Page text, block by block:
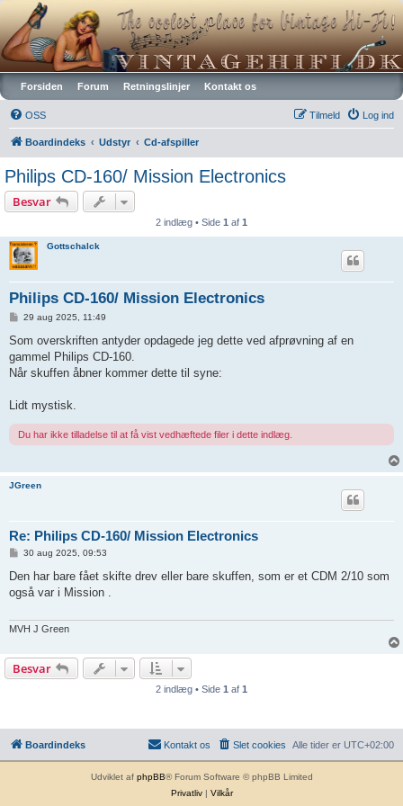
Vintagehifi.dk
Forsiden Forum Retningslinjer Kontakt os
OSS Log ind
Tilmeld
Boardindeks Udstyr Cd-afspiller
Philips CD-160/ Mission Electronics
Besvar
2 indlæg • Side 1 af 1
Gottschalck
Philips CD-160/ Mission Electronics
d
æ
g
29 aug 2025, 11:49
Som overskriften antyder opdagede jeg dette ved afprøvning af en
gammel Philips CD-160.
Når skuffen åbner kommer dette til syne:
Lidt mystisk.
Du har ikke tilladelse til at få vist vedhæftede filer i dette indlæg.
JGreen
Re: Philips CD-160/ Mission Electronics
d
æ
30 aug 2025, 09:53
Den har bare fået skifte drev eller bare skuffen, som er et CDM 2/10 som
også var i Mission .
MVH J Green
Besvar
2 indlæg • Side 1 af 1
Boardindeks Alle tider er UTC+02:00
Slet cookies
Kontakt os
Udviklet af phpBB® Forum Software © phpBB Limited
Privatliv| Vilkår